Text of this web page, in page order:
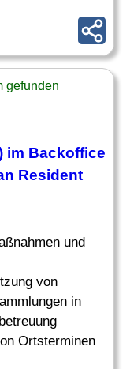
gefunden
im Backoffice
Resident
und
von
in
Ortsterminen